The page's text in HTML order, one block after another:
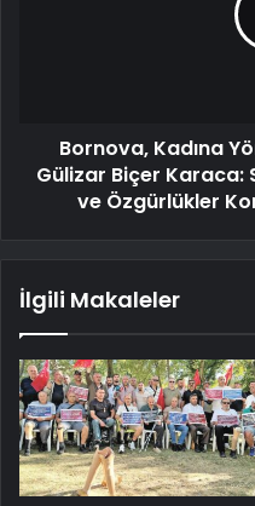
Bornova, Kadına
Gülizar Biçer Karaca:
ve Özgürlükler
İlgili Makaleler